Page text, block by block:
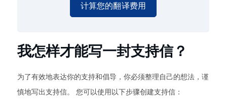
计算您的翻译费用
我怎样才能写一封支持信？
为了有效地表达你的支持和倡导，你必须整理自己的想法，谨
慎地写出支持信。 您可以使用以下步骤创建支持信：